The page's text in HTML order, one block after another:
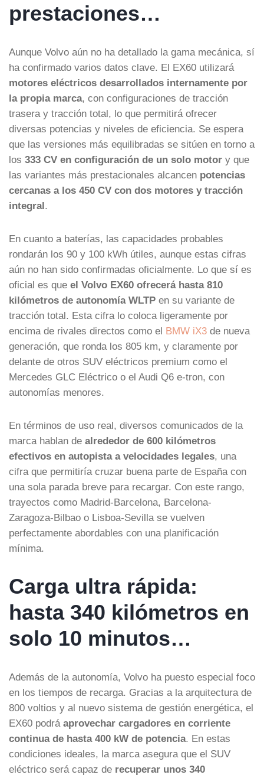
prestaciones…
Aunque Volvo aún no ha detallado la gama mecánica, sí
ha confirmado varios datos clave. El EX60 utilizará
motores eléctricos desarrollados internamente por
la propia marca, con configuraciones de tracción
trasera y tracción total, lo que permitirá ofrecer
diversas potencias y niveles de eficiencia. Se espera
que las versiones más equilibradas se sitúen en torno a
los 333 CV en configuración de un solo motor y que
las variantes más prestacionales alcancen potencias
cercanas a los 450 CV con dos motores y tracción
integral.
En cuanto a baterías, las capacidades probables
rondarán los 90 y 100 kWh útiles, aunque estas cifras
aún no han sido confirmadas oficialmente. Lo que sí es
oficial es que el Volvo EX60 ofrecerá hasta 810
kilómetros de autonomía WLTP en su variante de
tracción total. Esta cifra lo coloca ligeramente por
encima de rivales directos como el BMW iX3 de nueva
generación, que ronda los 805 km, y claramente por
delante de otros SUV eléctricos premium como el
Mercedes GLC Eléctrico o el Audi Q6 e-tron, con
autonomías menores.
En términos de uso real, diversos comunicados de la
marca hablan de alrededor de 600 kilómetros
efectivos en autopista a velocidades legales, una
cifra que permitiría cruzar buena parte de España con
una sola parada breve para recargar. Con este rango,
trayectos como Madrid-Barcelona, Barcelona-
Zaragoza-Bilbao o Lisboa-Sevilla se vuelven
perfectamente abordables con una planificación
mínima.
Carga ultra rápida:
hasta 340 kilómetros en
solo 10 minutos…
Además de la autonomía, Volvo ha puesto especial foco
en los tiempos de recarga. Gracias a la arquitectura de
800 voltios y al nuevo sistema de gestión energética, el
EX60 podrá aprovechar cargadores en corriente
continua de hasta 400 kW de potencia. En estas
condiciones ideales, la marca asegura que el SUV
eléctrico será capaz de recuperar unos 340